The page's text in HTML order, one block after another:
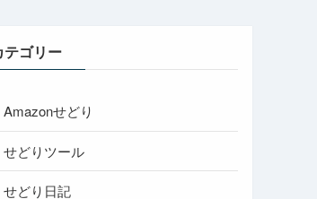
テゴリー
Amazonせどり
せどりツール
せどり日記